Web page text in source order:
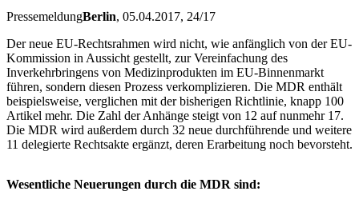
PressemeldungBerlin, 05.04.2017, 24/17
Der neue EU-Rechtsrahmen wird nicht, wie anfänglich von der EU-
Kommission in Aussicht gestellt, zur Vereinfachung des
Inverkehrbringens von Medizinprodukten im EU-Binnenmarkt
führen, sondern diesen Prozess verkomplizieren. Die MDR enthält
beispielsweise, verglichen mit der bisherigen Richtlinie, knapp 100
Artikel mehr. Die Zahl der Anhänge steigt von 12 auf nunmehr 17.
Die MDR wird außerdem durch 32 neue durchführende und weitere
11 delegierte Rechtsakte ergänzt, deren Erarbeitung noch bevorsteht.
Wesentliche Neuerungen durch die MDR sind: